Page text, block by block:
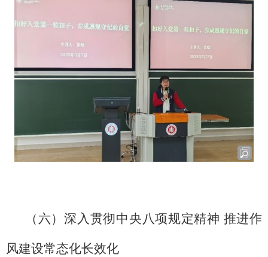
（六）深入贯彻中央八项规定精神 推进作
风建设常态化长效化